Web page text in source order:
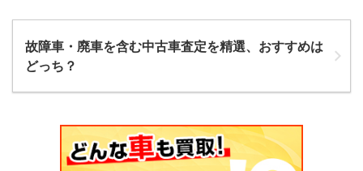
故障車・廃車を含む中古車査定を精選、おすすめは
どっち？